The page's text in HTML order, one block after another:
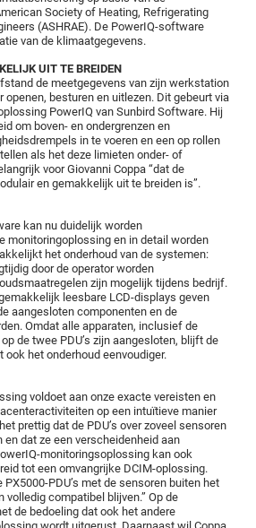
Society of Heating, Refrigerating
(ASHRAE). De PowerIQ-software
van de klimaatgegevens.
UIT TE BREIDEN
de meetgegevens van zijn werkstation
openen, besturen en uitlezen. Dit gebeurt via
PowerIQ van Sunbird Software. Hij
om boven- en ondergrenzen en
in te voeren en een op rollen
als het deze limieten onder- of
voor Giovanni Coppa “dat de
en gemakkelijk uit te breiden is”.
kan nu duidelijk worden
monitoringoplossing en in detail worden
het onderhoud van de systemen:
door de operator worden
zijn mogelijk tijdens bedrijf.
leesbare LCD-displays geven
aangesloten componenten en de
Omdat alle apparaten, inclusief de
de twee PDU’s zijn aangesloten, blijft de
ook het onderhoud eenvoudiger.
voldoet aan onze exacte vereisten en
op een intuïtieve manier
prettig dat de PDU’s over zoveel sensoren
dat ze een verscheidenheid aan
monitoringsoplossing kan ook
tot een omvangrijke DCIM-oplossing.
PX5000-PDU’s met de sensoren buiten het
volledig compatibel blijven.” Op de
de bedoeling dat ook het andere